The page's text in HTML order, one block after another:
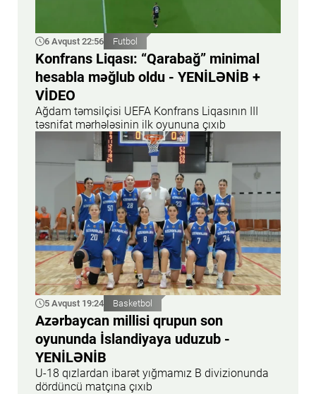
6 Avqust 22:56 Futbol
Konfrans Liqası: “Qarabağ” minimal
hesabla məğlub oldu - YENİLƏNİB +
VİDEO
Ağdam təmsilçisi UEFA Konfrans Liqasının III
təsnifat mərhələsinin ilk oyununa çıxıb
5 Avqust 19:24 Basketbol
Azərbaycan millisi qrupun son
oyununda İslandiyaya uduzub -
YENİLƏNİB
U-18 qızlardan ibarət yığmamız B divizionunda
dördüncü matçına çıxıb